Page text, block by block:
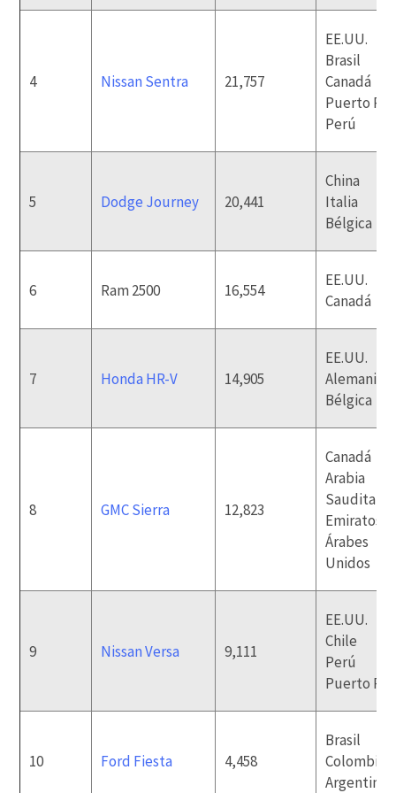
4 Nissan Sentra 21,757
EE.UU.
Brasil
Canadá
Puerto
Perú
5 Dodge Journey 20,441
China
Italia
Bélgica
6 Ram 2500 16,554
EE.UU.
Canadá
7 Honda HR-V 14,905
EE.UU.
Alemania
Bélgica
8 GMC Sierra 12,823
Canadá
Arabia
Saudita
Emiratos
Árabes
Unidos
9 Nissan Versa 9,111
EE.UU.
Chile
Perú
Puerto
10 Ford Fiesta 4,458
Brasil
Colombia
Argentina